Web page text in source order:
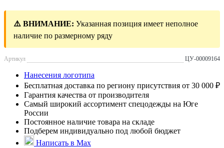
⚠️ ВНИМАНИЕ: Указанная позиция имеет неполное
наличие по размерному ряду
Артикул ЦУ-00009164
Нанесения логотипа
Бесплатная доставка по региону присутствия от 30 000 ₽
Гарантия качества от производителя
Самый широкий ассортимент спецодежды на Юге
России
Постоянное наличие товара на складе
Подберем индивидуально под любой бюджет
Написать в Max